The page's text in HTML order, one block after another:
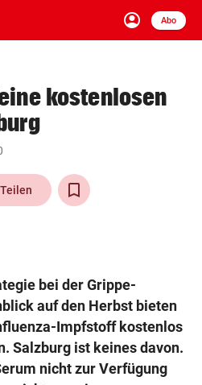
account_circle
Anmelden
Abo
close Schließen
arrow_right
Co KG 2026
kostenlosen
Teilen
bei der Grippe-
auf den Herbst bieten
Impfstoff kostenlos
Salzburg ist keines davon.
nicht zur Verfügung